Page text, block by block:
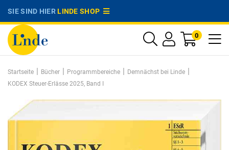
SIE SIND HIERLINDE SHOP
0
Startseite | Bücher | Programmbereiche | Demnächst bei Linde |
KODEX Steuer-Erlässe 2025, Band I